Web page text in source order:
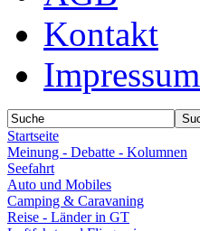
Kontakt
Impressum
Startseite
Meinung - Debatte - Kolumnen
Seefahrt
Auto und Mobiles
Camping & Caravaning
Reise - Länder in GT